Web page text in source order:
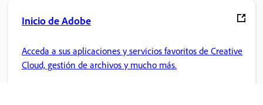
Inicio de Adobe
Acceda a sus aplicaciones y servicios favoritos de Creative
Cloud, gestión de archivos y mucho más.